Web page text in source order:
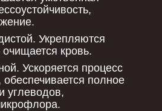
Укрепляются
очищается кровь.
Ускоряется процесс
полное
углеводов,